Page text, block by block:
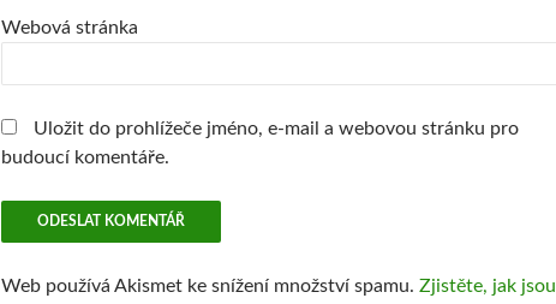
Webová stránka
Uložit do prohlížeče jméno, e-mail a webovou stránku pro
budoucí komentáře.
Web používá Akismet ke snížení množství spamu. Zjistěte, jak jsou